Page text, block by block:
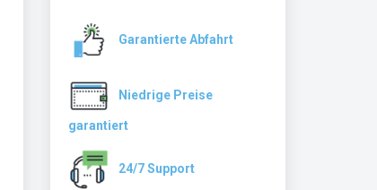
Garantierte Abfahrt
Niedrige Preise
garantiert
24/7 Support